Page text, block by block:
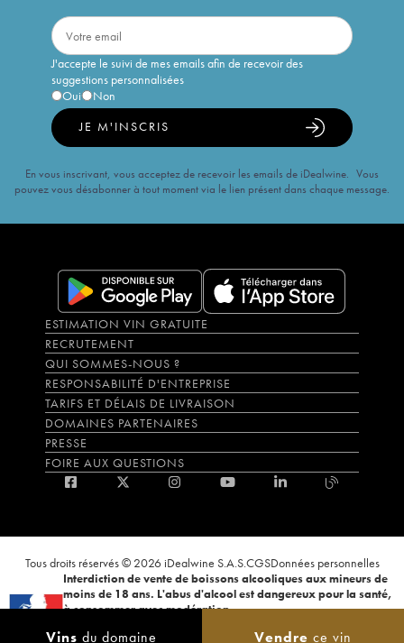
Vins du domaine Vendre ce vin
J'accepte le suivi de mes emails afin de recevoir des
suggestions personnalisées
Oui
Non
JE M'INSCRIS
En vous inscrivant, vous acceptez de recevoir les emails de iDealwine. Vous
pouvez vous désabonner à tout moment via le lien présent dans chaque message.
ESTIMATION VIN GRATUITE
RECRUTEMENT
QUI SOMMES-NOUS ?
RESPONSABILITÉ D'ENTREPRISE
TARIFS ET DÉLAIS DE LIVRAISON
DOMAINES PARTENAIRES
PRESSE
FOIRE AUX QUESTIONS
Tous droits réservés © 2026 iDealwine S.A.S.CGSDonnées personnelles
Interdiction de vente de boissons alcooliques aux mineurs de
moins de 18 ans. L'abus d'alcool est dangereux pour la santé,
à consommer avec modération.